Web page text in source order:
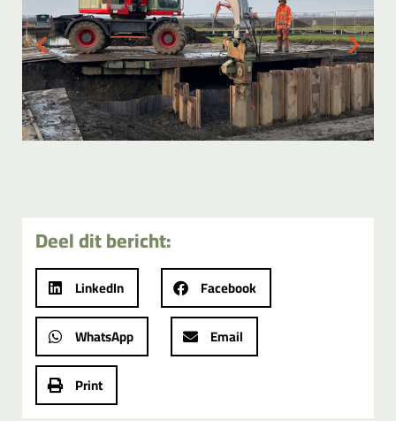
Deel dit bericht:
LinkedIn
Facebook
WhatsApp
Email
Print